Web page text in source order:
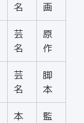
名
画
芸
名
原
作
芸
名
脚
本
本
監